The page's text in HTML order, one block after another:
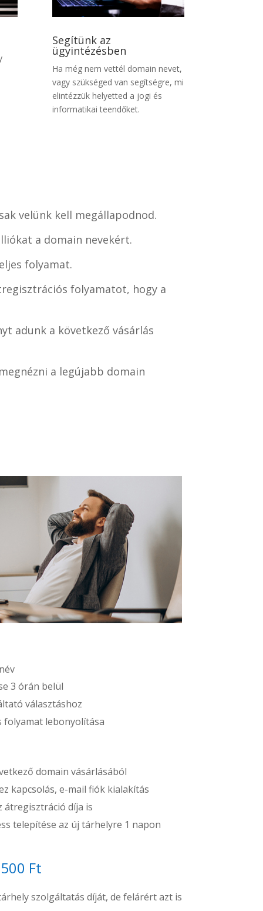
Segítünk az
ügyintézésben
Ha még nem vettél domain nevet,
vagy szükséged van segítségre, mi
elintézzük helyetted a jogi és
informatikai teendőket.
velünk kell megállapodnod.
a domain nevekért.
folyamat.
folyamatot, hogy a
adunk a következő vásárlás
a legújabb domain
3 órán belül
választáshoz
folyamat lebonyolítása
domain vásárlásából
kapcsolás, e-mail fiók kialakítás
átregisztráció díja is
telepítése az új tárhelyre 1 napon
Ft
szolgáltatás díját, de felárért azt is